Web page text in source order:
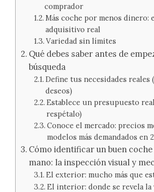
comprador
Más coche por menos dinero:
adquisitivo real
Variedad sin límites
Qué debes saber antes de
búsqueda
Define tus necesidades reales
deseos)
Establece un presupuesto
respétalo)
Conoce el mercado: precios
modelos más demandados en
Cómo identificar un buen coche
mano: la inspección visual y
El exterior: mucho más que
El interior: donde se revela la